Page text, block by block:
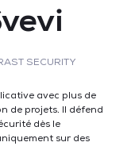
SECURITY
avec plus de
de projets. Il défend
dès le
sur des